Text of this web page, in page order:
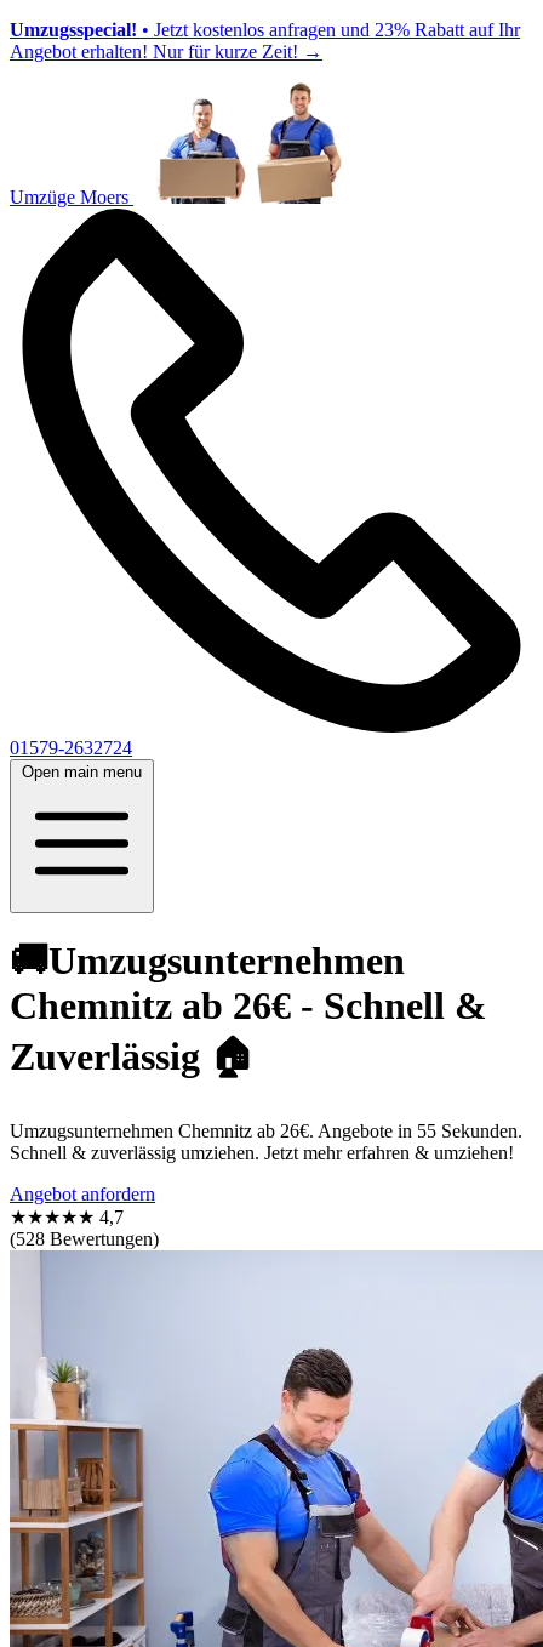
Umzugsspecial! • Jetzt kostenlos anfragen und 23% Rabatt auf Ihr
Angebot erhalten! Nur für kurze Zeit! →
Umzüge Moers
01579-2632724
Open main menu
🚚Umzugsunternehmen
Chemnitz ab 26€ - Schnell &
Zuverlässig 🏠
Umzugsunternehmen Chemnitz ab 26€. Angebote in 55 Sekunden.
Schnell & zuverlässig umziehen. Jetzt mehr erfahren & umziehen!
Angebot anfordern
★★★★★ 4,7
(528 Bewertungen)